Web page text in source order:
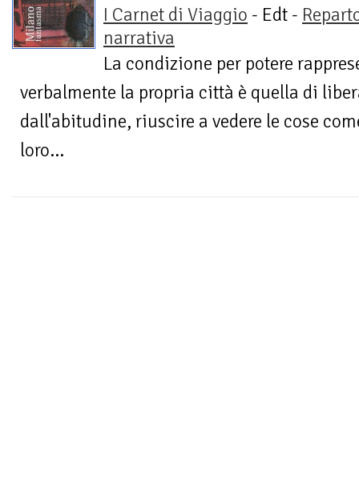
I Carnet di Viaggio - Edt -
narrativa
La condizione per potere
verbalmente la propria città è quella di
dall'abitudine, riuscire a vedere le cose
loro...